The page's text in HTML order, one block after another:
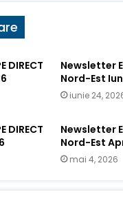
DIRECT
Newsletter
Nord-Est
iunie 24,
DIRECT
Newsletter
Nord-Est
mai 4, 2026